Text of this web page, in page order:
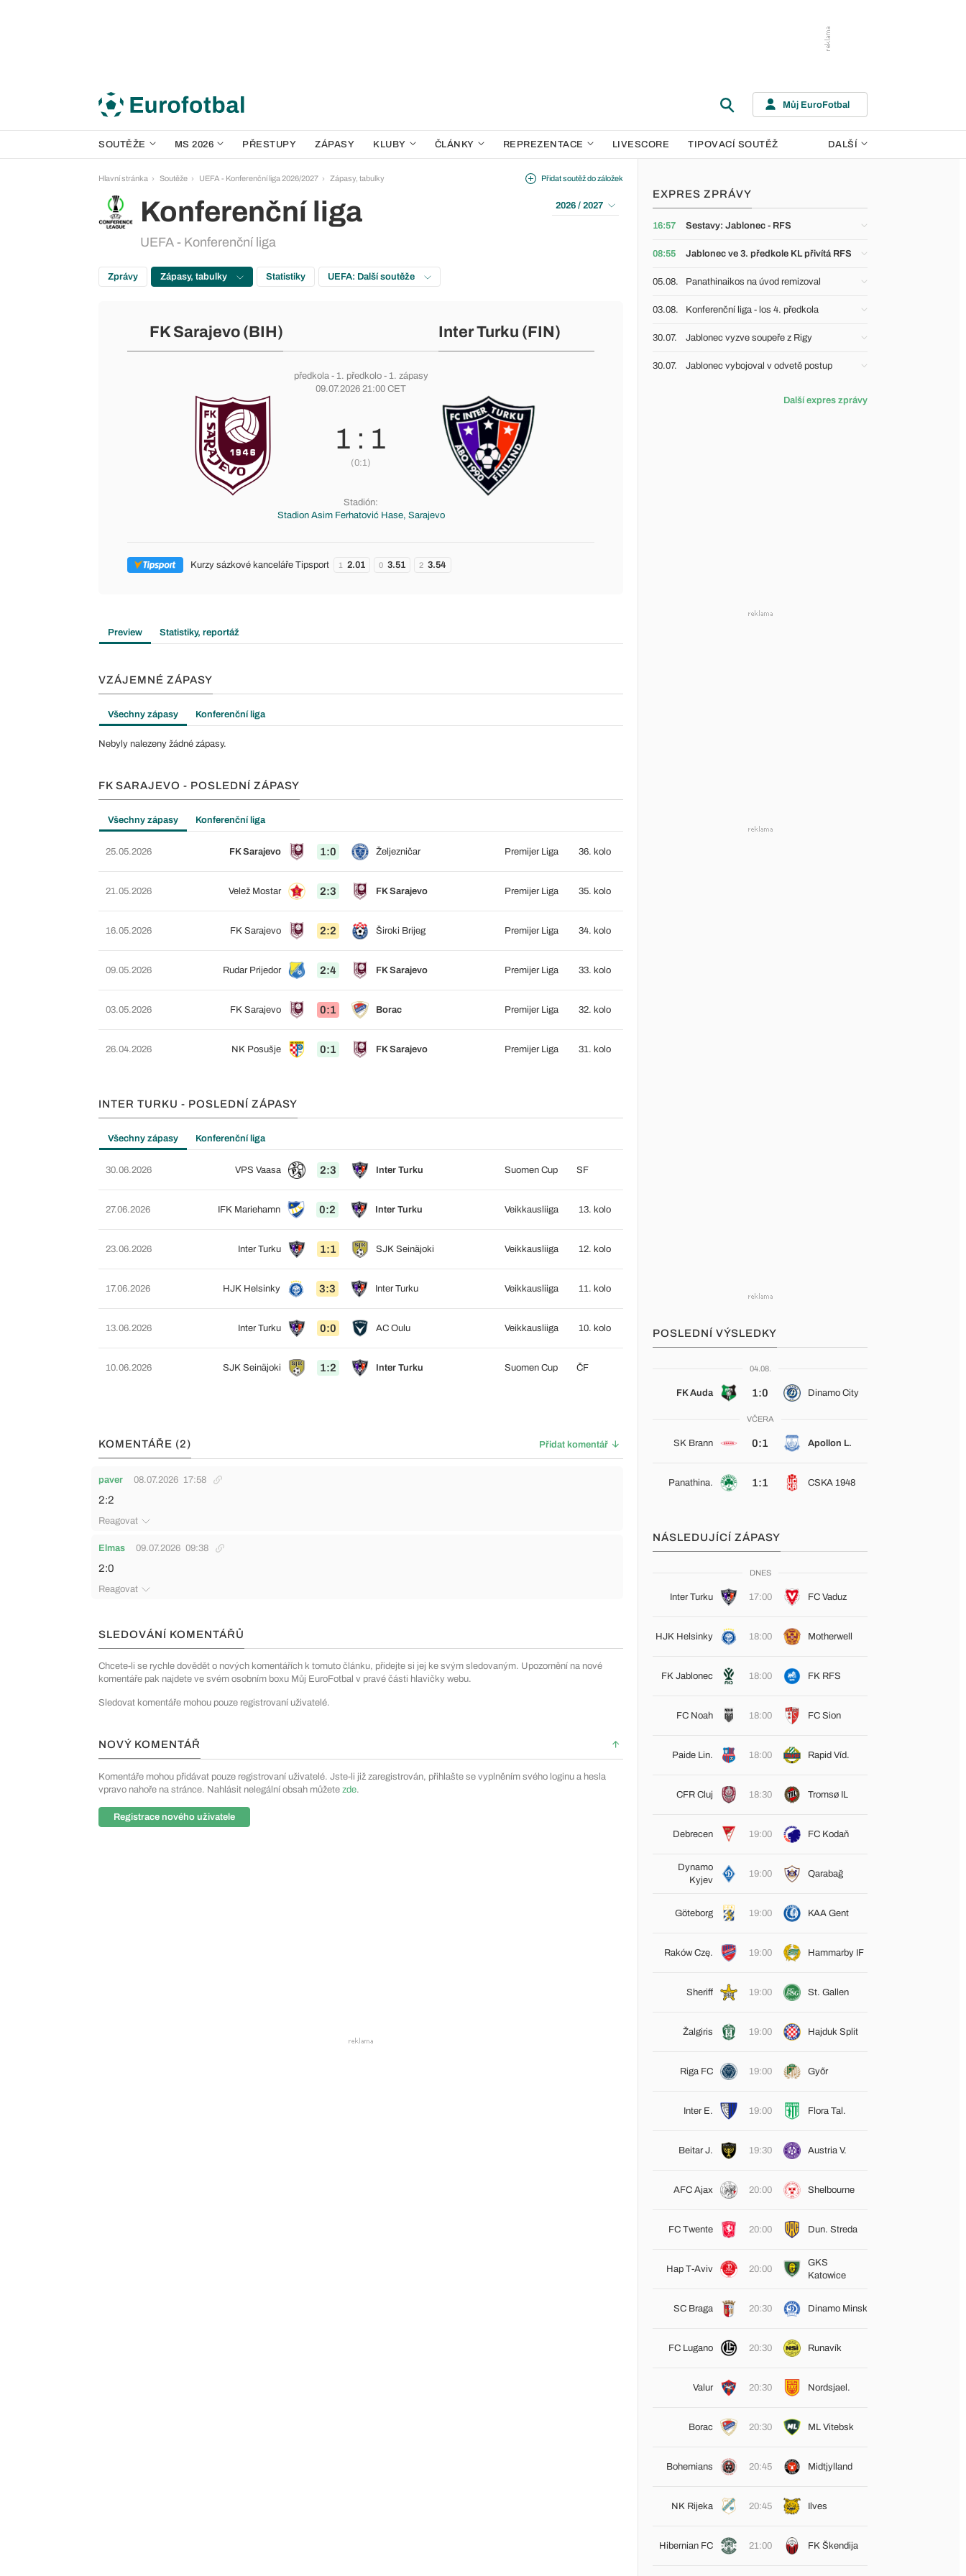
Můj EuroFotbal
SOUTĚŽE MS 2026 PŘESTUPY ZÁPASY KLUBY ČLÁNKY REPREZENTACE LIVESCORE TIPOVACÍ SOUTĚŽ DALŠÍ
Hlavní stránka Soutěže UEFA - Konferenční liga 2026/2027 Zápasy, tabulky
Konferenční liga
UEFA - Konferenční liga
Přidat soutěž do záložek
2026 / 2027
Zprávy Zápasy, tabulky Statistiky UEFA: Další soutěže
FK Sarajevo (BIH) Inter Turku (FIN)
předkola- 1. předkolo- 1. zápasy
09.07.2026 21:00 CET
1 : 1
(0:1)
Stadión:
Stadion Asim Ferhatović Hase, Sarajevo
Kurzy sázkové kanceláře Tipsport 1 2.01 0 3.51 2 3.54
Preview Statistiky, reportáž
VZÁJEMNÉ ZÁPASY
Všechny zápasy Konferenční liga
Nebyly nalezeny žádné zápasy.
FK SARAJEVO - POSLEDNÍ ZÁPASY
Všechny zápasy Konferenční liga
25.05.2026 FK Sarajevo 1:0 Željezničar Premijer Liga 36. kolo
21.05.2026 Velež Mostar 2:3 FK Sarajevo Premijer Liga 35. kolo
16.05.2026 FK Sarajevo 2:2 Široki Brijeg Premijer Liga 34. kolo
09.05.2026 Rudar Prijedor 2:4 FK Sarajevo Premijer Liga 33. kolo
03.05.2026 FK Sarajevo 0:1 Borac Premijer Liga 32. kolo
26.04.2026 NK Posušje 0:1 FK Sarajevo Premijer Liga 31. kolo
INTER TURKU - POSLEDNÍ ZÁPASY
Všechny zápasy Konferenční liga
30.06.2026 VPS Vaasa 2:3 Inter Turku Suomen Cup SF
27.06.2026 IFK Mariehamn 0:2 Inter Turku Veikkausliiga 13. kolo
23.06.2026 Inter Turku 1:1 SJK Seinäjoki Veikkausliiga 12. kolo
17.06.2026 HJK Helsinky 3:3 Inter Turku Veikkausliiga 11. kolo
13.06.2026 Inter Turku 0:0 AC Oulu Veikkausliiga 10. kolo
10.06.2026 SJK Seinäjoki 1:2 Inter Turku Suomen Cup ČF
KOMENTÁŘE (2) Přidat komentář
paver 08.07.2026 17:58
2:2
Reagovat
Elmas 09.07.2026 09:38
2:0
Reagovat
SLEDOVÁNÍ KOMENTÁŘŮ
Chcete-li se rychle dovědět o nových komentářích k tomuto článku, přidejte si jej ke svým sledovaným. Upozornění na nové
komentáře pak najdete ve svém osobním boxu Můj EuroFotbal v pravé části hlavičky webu.
Sledovat komentáře mohou pouze registrovaní uživatelé.
NOVÝ KOMENTÁŘ
Komentáře mohou přidávat pouze registrovaní uživatelé. Jste-li již zaregistrován, přihlašte se vyplněním svého loginu a hesla
vpravo nahoře na stránce. Nahlásit nelegální obsah můžete zde.
Registrace nového uživatele
EXPRES ZPRÁVY
16:57 Sestavy: Jablonec - RFS
08:55 Jablonec ve 3. předkole KL přivítá RFS
05.08. Panathinaikos na úvod remizoval
03.08. Konferenční liga - los 4. předkola
30.07. Jablonec vyzve soupeře z Rigy
30.07. Jablonec vybojoval v odvetě postup
Další expres zprávy
POSLEDNÍ VÝSLEDKY
04.08.
FK Auda 1:0 Dinamo City
VČERA
SK Brann 0:1 Apollon L.
Panathina. 1:1 CSKA 1948
NÁSLEDUJÍCÍ ZÁPASY
DNES
Inter Turku 17:00 FC Vaduz
HJK Helsinky 18:00 Motherwell
FK Jablonec 18:00 FK RFS
FC Noah 18:00 FC Sion
Paide Lin. 18:00 Rapid Víd.
CFR Cluj 18:30 Tromsø IL
Debrecen 19:00 FC Kodaň
Dynamo
Kyjev
19:00 Qarabağ
Göteborg 19:00 KAA Gent
Raków Czę. 19:00 Hammarby IF
Sheriff 19:00 St. Gallen
Žalgiris 19:00 Hajduk Split
Riga FC 19:00 Győr
Inter E. 19:00 Flora Tal.
Beitar J. 19:30 Austria V.
AFC Ajax 20:00 Shelbourne
FC Twente 20:00 Dun. Streda
Hap T-Aviv 20:00
GKS
Katowice
SC Braga 20:30 Dinamo Minsk
FC Lugano 20:30 Runavík
Valur 20:30 Nordsjael.
Borac 20:30 ML Vitebsk
Bohemians 20:45 Midtjylland
NK Rijeka 20:45 Ilves
Hibernian FC 21:00 FK Škendija